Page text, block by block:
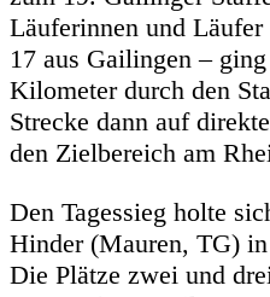
Läuferinnen und
17 aus Gailingen –
Kilometer durch den
Strecke dann auf
den Zielbereich am
Den Tagessieg holte
Hinder (Mauren, TG)
Die Plätze zwei und